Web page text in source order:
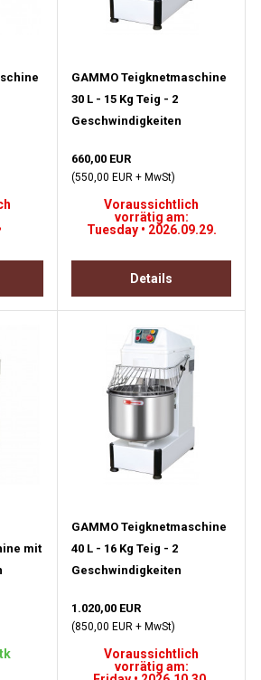
GAMMO Teigknetmaschine
30 L - 15 Kg Teig - 2
Geschwindigkeiten
660,00 EUR
(550,00 EUR + MwSt)
Voraussichtlich
vorrätig am:
Tuesday • 2026.09.29.
Details
mit
GAMMO Teigknetmaschine
40 L - 16 Kg Teig - 2
Geschwindigkeiten
1.020,00 EUR
(850,00 EUR + MwSt)
Voraussichtlich
vorrätig am: